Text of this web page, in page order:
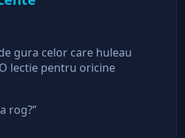
gura celor care huleau
lectie pentru oricine
rog?”